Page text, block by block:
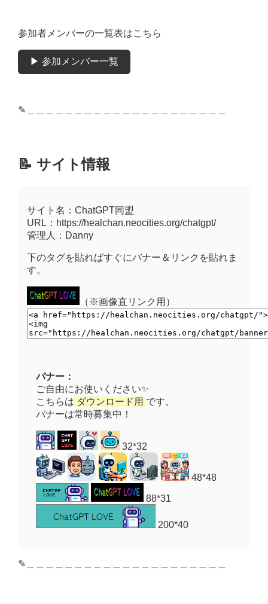
参加者メンバーの一覧表はこちら
▶ 参加メンバー一覧
✎︎＿＿＿＿＿＿＿＿＿＿＿＿＿＿＿＿＿＿＿＿＿
📝 サイト情報
サイト名：ChatGPT同盟
URL：https://healchan.neocities.org/chatgpt/
管理人：Danny
下のタグを貼ればすぐにバナー＆リンクを貼れま
す。
（※画像直リンク用）
バナー：
ご自由にお使いください✨
こちらは ダウンロード用 です。
バナーは常時募集中！
32*32
48*48
88*31
200*40
✎︎＿＿＿＿＿＿＿＿＿＿＿＿＿＿＿＿＿＿＿＿＿